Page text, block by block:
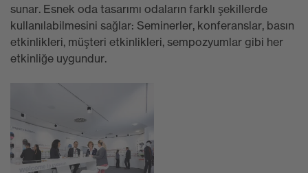
sunar. Esnek oda tasarımı odaların farklı şekillerde
kullanılabilmesini sağlar: Seminerler, konferanslar, basın
etkinlikleri, müşteri etkinlikleri, sempozyumlar gibi her
etkinliğe uygundur.